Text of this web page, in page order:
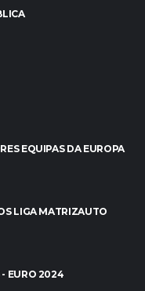
EQUIPAS DA EUROPA
LIGA MATRIZAUTO
EURO 2024